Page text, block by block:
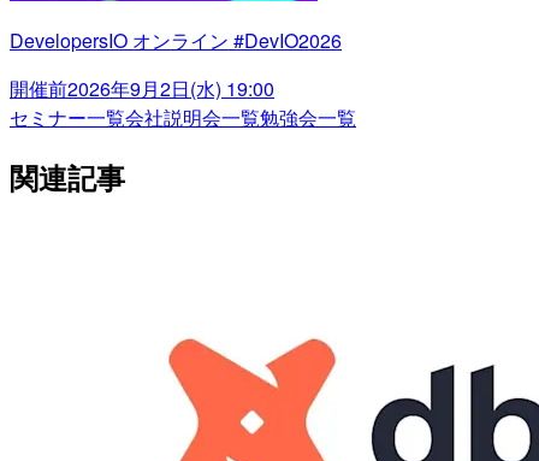
DevelopersIO オンライン #DevIO2026
開催前2026年9月2日(水) 19:00
セミナー一覧会社説明会一覧勉強会一覧
関連記事